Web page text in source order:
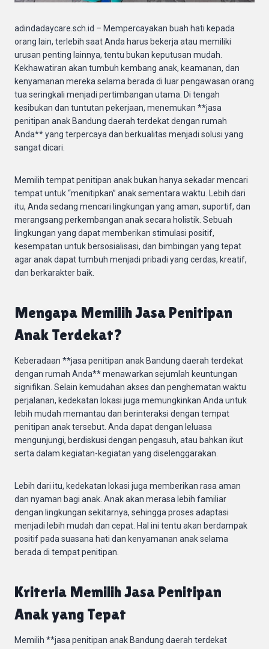
adindadaycare.sch.id – Mempercayakan buah hati kepada
orang lain, terlebih saat Anda harus bekerja atau memiliki
urusan penting lainnya, tentu bukan keputusan mudah.
Kekhawatiran akan tumbuh kembang anak, keamanan, dan
kenyamanan mereka selama berada di luar pengawasan orang
tua seringkali menjadi pertimbangan utama. Di tengah
kesibukan dan tuntutan pekerjaan, menemukan **jasa
penitipan anak Bandung daerah terdekat dengan rumah
Anda** yang terpercaya dan berkualitas menjadi solusi yang
sangat dicari.
Memilih tempat penitipan anak bukan hanya sekadar mencari
tempat untuk “menitipkan” anak sementara waktu. Lebih dari
itu, Anda sedang mencari lingkungan yang aman, suportif, dan
merangsang perkembangan anak secara holistik. Sebuah
lingkungan yang dapat memberikan stimulasi positif,
kesempatan untuk bersosialisasi, dan bimbingan yang tepat
agar anak dapat tumbuh menjadi pribadi yang cerdas, kreatif,
dan berkarakter baik.
Mengapa Memilih Jasa Penitipan
Anak Terdekat?
Keberadaan **jasa penitipan anak Bandung daerah terdekat
dengan rumah Anda** menawarkan sejumlah keuntungan
signifikan. Selain kemudahan akses dan penghematan waktu
perjalanan, kedekatan lokasi juga memungkinkan Anda untuk
lebih mudah memantau dan berinteraksi dengan tempat
penitipan anak tersebut. Anda dapat dengan leluasa
mengunjungi, berdiskusi dengan pengasuh, atau bahkan ikut
serta dalam kegiatan-kegiatan yang diselenggarakan.
Lebih dari itu, kedekatan lokasi juga memberikan rasa aman
dan nyaman bagi anak. Anak akan merasa lebih familiar
dengan lingkungan sekitarnya, sehingga proses adaptasi
menjadi lebih mudah dan cepat. Hal ini tentu akan berdampak
positif pada suasana hati dan kenyamanan anak selama
berada di tempat penitipan.
Kriteria Memilih Jasa Penitipan
Anak yang Tepat
Memilih **jasa penitipan anak Bandung daerah terdekat